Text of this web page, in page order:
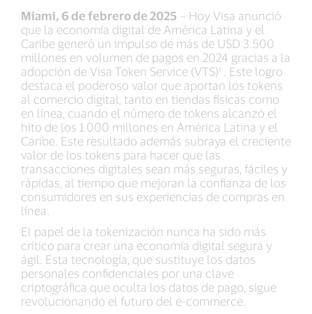
Miami, 6 de febrero de 2025 – Hoy Visa anunció
que la economía digital de América Latina y el
Caribe generó un impulso de más de USD 3.500
millones en volumen de pagos en 2024 gracias a la
adopción de Visa Token Service (VTS)¹ . Este logro
destaca el poderoso valor que aportan los tokens
al comercio digital, tanto en tiendas físicas como
en línea, cuando el número de tokens alcanzó el
hito de los 1.000 millones en América Latina y el
Caribe. Este resultado además subraya el creciente
valor de los tokens para hacer que las
transacciones digitales sean más seguras, fáciles y
rápidas, al tiempo que mejoran la confianza de los
consumidores en sus experiencias de compras en
línea.
El papel de la tokenización nunca ha sido más
crítico para crear una economía digital segura y
ágil. Esta tecnología, que sustituye los datos
personales confidenciales por una clave
criptográfica que oculta los datos de pago, sigue
revolucionando el futuro del e-commerce.